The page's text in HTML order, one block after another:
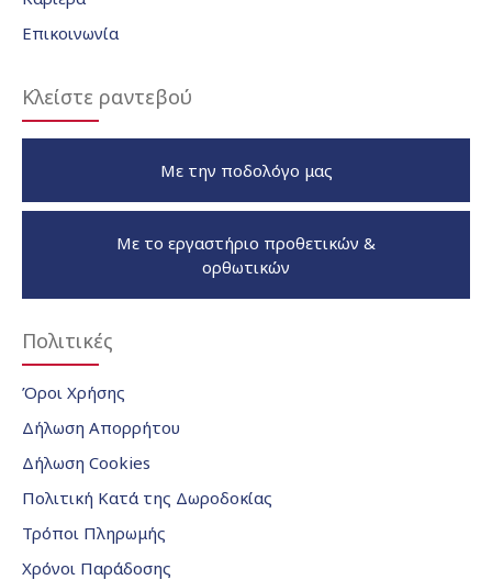
Επικοινωνία
Κλείστε ραντεβού
Με την ποδολόγο μας
Με το εργαστήριο προθετικών &
ορθωτικών
Πολιτικές
Όροι Χρήσης
Δήλωση Απορρήτου
Δήλωση Cookies
Πολιτική Κατά της Δωροδοκίας
Τρόποι Πληρωμής
Χρόνοι Παράδοσης